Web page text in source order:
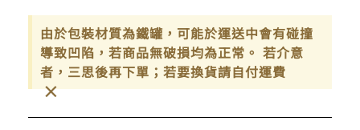
由於包裝材質為鐵罐，可能於運送中會有碰撞
導致凹陷，若商品無破損均為正常。 若介意
者，三思後再下單；若要換貨請自付運費
×